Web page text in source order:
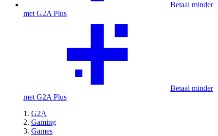
Betaal minder
met G2A Plus
Betaal minder
met G2A Plus
G2A
Gaming
Games